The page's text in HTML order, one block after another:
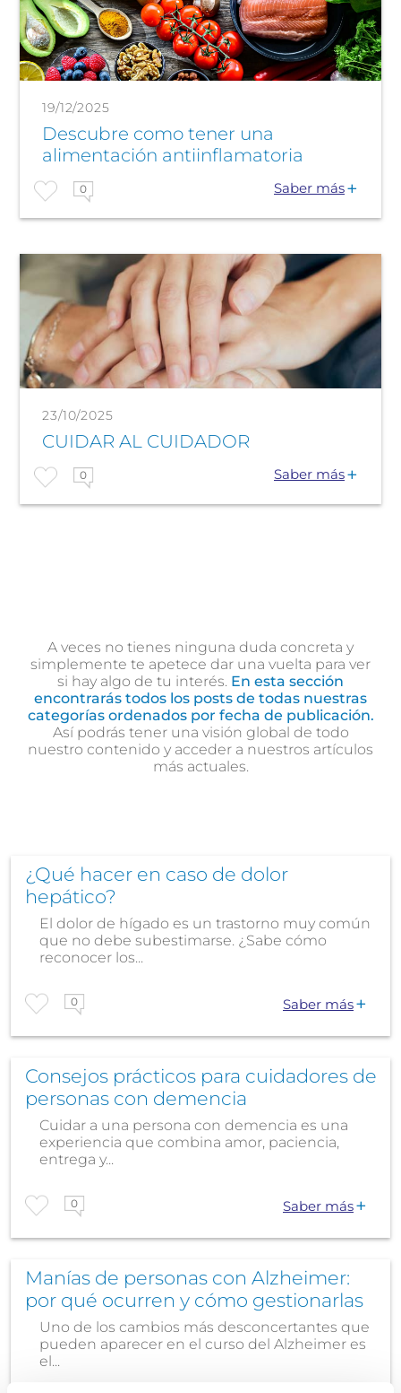
19/12/2025
Descubre como tener una
alimentación antiinflamatoria
0 Saber más
23/10/2025
CUIDAR AL CUIDADOR
0 Saber más
A veces no tienes ninguna duda concreta y
simplemente te apetece dar una vuelta para ver
si hay algo de tu interés. En esta sección
encontrarás todos los posts de todas nuestras
categorías ordenados por fecha de publicación.
Así podrás tener una visión global de todo
nuestro contenido y acceder a nuestros artículos
más actuales.
¿Qué hacer en caso de dolor
hepático?
El dolor de hígado es un trastorno muy común
que no debe subestimarse. ¿Sabe cómo
reconocer los...
0 Saber más
Consejos prácticos para cuidadores de
personas con demencia
Cuidar a una persona con demencia es una
experiencia que combina amor, paciencia,
entrega y...
0 Saber más
Manías de personas con Alzheimer:
por qué ocurren y cómo gestionarlas
Uno de los cambios más desconcertantes que
pueden aparecer en el curso del Alzheimer es
el...